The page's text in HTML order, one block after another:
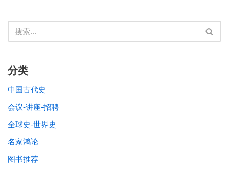
分类
中国古代史
会议-讲座-招聘
全球史-世界史
名家鸿论
图书推荐